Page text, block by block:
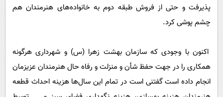
پذیرفت و حتی از فروش طبقه دوم به خانواده‌های هنرمندان هم
چشم پوشی کرد.
اکنون با وجودی که سازمان بهشت زهرا (س) و شهرداری هرگونه
همکاری را در جهت حفظ شأن و منزلت و رفاه حال هنرمندان عزیزمان
انجام داده است گفتنی است در تمام این سال‌ها هزینه احداث قطعه